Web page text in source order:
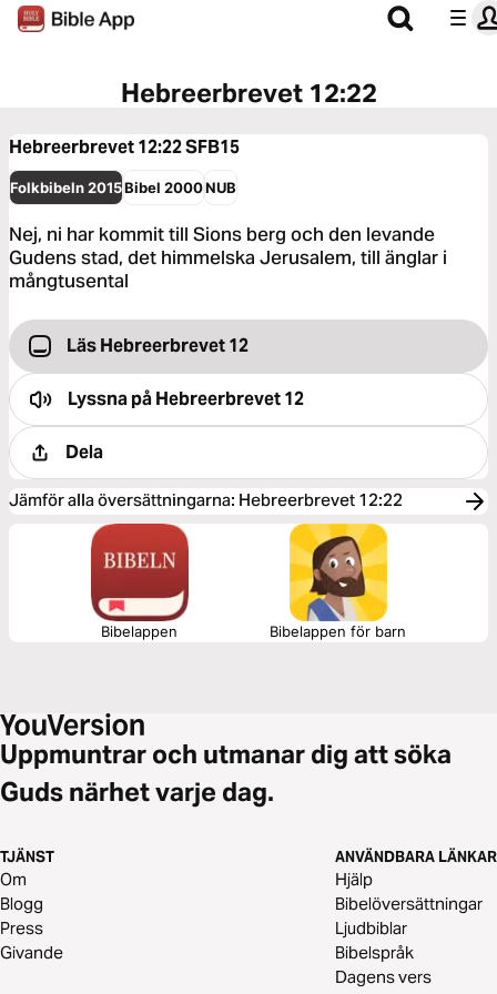
Hebreerbrevet 12:22
Hebreerbrevet 12:22SFB15
Folkbibeln 2015Bibel 2000NUB
Nej, ni har kommit till Sions berg och den levande
Gudens stad, det himmelska Jerusalem, till änglar i
mångtusental
Läs Hebreerbrevet 12
Lyssna påHebreerbrevet 12
Dela
Jämför alla översättningarna: Hebreerbrevet 12:22
Bibelappen Bibelappen för barn
Uppmuntrar och utmanar dig att söka
Guds närhet varje dag.
TJÄNST
Om
Blogg
Press
Givande
ANVÄNDBARA LÄNKAR
Hjälp
Bibelöversättningar
Ljudbiblar
Bibelspråk
Dagens vers